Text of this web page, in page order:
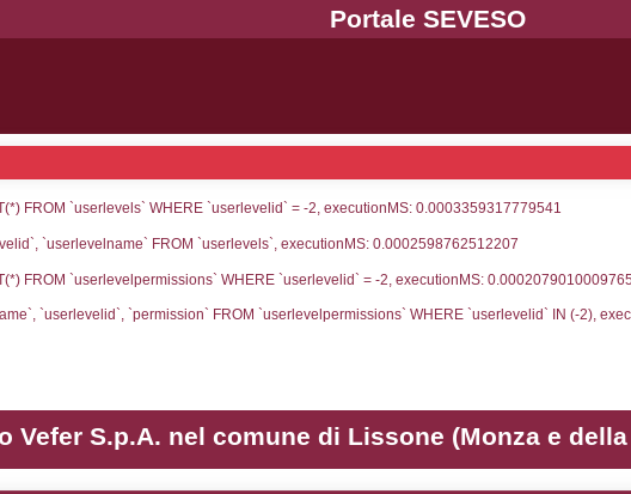
sql: SELECT COUNT(*) FROM `userlevels` WHERE
sql: SELECT COUNT(*) FROM `userlevelpermissions`